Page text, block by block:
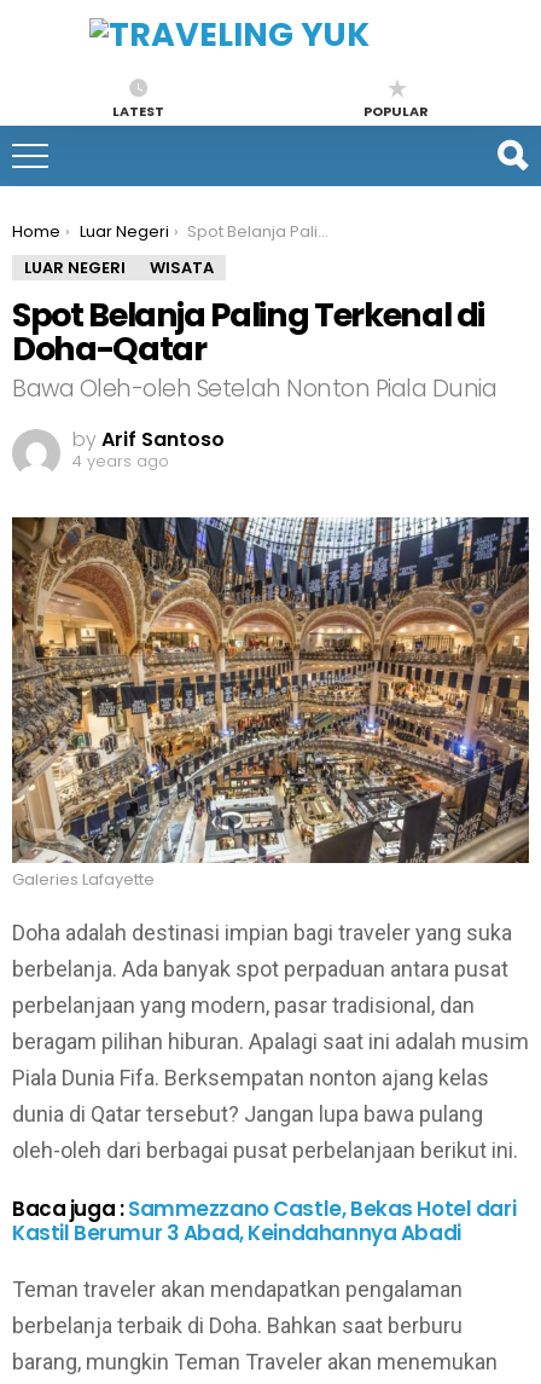
LATEST POPULAR
You are here:
Home Luar Negeri
Spot Belanja Paling Terkenal di Doha-Qatar
LUAR NEGERI
WISATA
Spot Belanja Paling Terkenal di
Doha-Qatar
Bawa Oleh-oleh Setelah Nonton Piala Dunia
byArif Santoso
4 years ago
Galeries Lafayette
Doha adalah destinasi impian bagi traveler yang suka
berbelanja. Ada banyak spot perpaduan antara pusat
perbelanjaan yang modern, pasar tradisional, dan
beragam pilihan hiburan. Apalagi saat ini adalah musim
Piala Dunia Fifa. Berksempatan nonton ajang kelas
dunia di Qatar tersebut? Jangan lupa bawa pulang
oleh-oleh dari berbagai pusat perbelanjaan berikut ini.
Baca juga :Sammezzano Castle, Bekas Hotel dari
Kastil Berumur 3 Abad, Keindahannya Abadi
Teman traveler akan mendapatkan pengalaman
berbelanja terbaik di Doha. Bahkan saat berburu
barang, mungkin Teman Traveler akan menemukan